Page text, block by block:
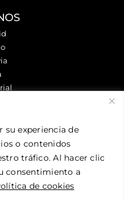
su experiencia de
o contenidos
tráfico. Al hacer clic
consentimiento a
de cookies